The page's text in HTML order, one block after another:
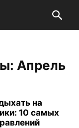
Апрель
на
10 самых